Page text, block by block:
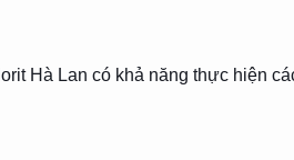
Hà Lan có khả năng thực hiện